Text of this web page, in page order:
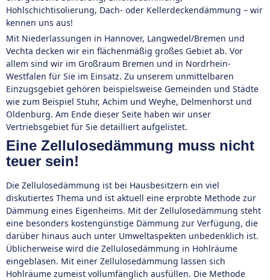
Hohlschichtisolierung, Dach- oder Kellerdeckendämmung – wir
kennen uns aus!
Mit Niederlassungen in Hannover, Langwedel/Bremen und
Vechta decken wir ein flächenmäßig großes Gebiet ab. Vor
allem sind wir im Großraum Bremen und in Nordrhein-
Westfalen für Sie im Einsatz. Zu unserem unmittelbaren
Einzugsgebiet gehören beispielsweise Gemeinden und Städte
wie zum Beispiel Stuhr, Achim und Weyhe, Delmenhorst und
Oldenburg. Am Ende dieser Seite haben wir unser
Vertriebsgebiet für Sie detailliert aufgelistet.
Eine Zellulosedämmung muss nicht
teuer sein!
Die Zellulosedämmung ist bei Hausbesitzern ein viel
diskutiertes Thema und ist aktuell eine erprobte Methode zur
Dämmung eines Eigenheims. Mit der Zellulosedämmung steht
eine besonders kostengünstige Dämmung zur Verfügung, die
darüber hinaus auch unter Umweltaspekten unbedenklich ist.
Üblicherweise wird die Zellulosedämmung in Hohlräume
eingeblasen. Mit einer Zellulosedämmung lassen sich
Hohlräume zumeist vollumfänglich ausfüllen. Die Methode